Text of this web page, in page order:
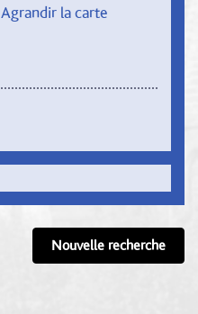
Agrandir la carte
Nouvelle recherche